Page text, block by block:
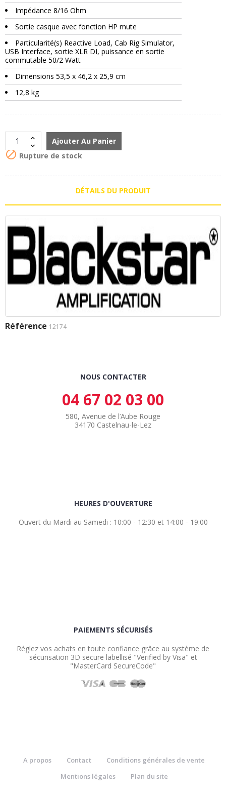
Impédance 8/16 Ohm
Sortie casque avec fonction HP mute
Particularité(s) Reactive Load, Cab Rig Simulator,
USB Interface, sortie XLR DI, puissance en sortie
commutable 50/2 Watt
Dimensions 53,5 x 46,2 x 25,9 cm
12,8 kg
Ajouter Au Panier
 Rupture de stock
DÉTAILS DU PRODUIT
Référence 12174
NOUS CONTACTER
04 67 02 03 00
580, Avenue de l’Aube Rouge
34170 Castelnau-le-Lez
HEURES D'OUVERTURE
Ouvert du Mardi au Samedi : 10:00 - 12:30 et 14:00 - 19:00
PAIEMENTS SÉCURISÉS
Réglez vos achats en toute confiance grâce au système de
sécurisation 3D secure labellisé "Verified by Visa" et
"MasterCard SecureCode"
A propos Contact
Conditions générales de vente
Mentions légales
Plan du site